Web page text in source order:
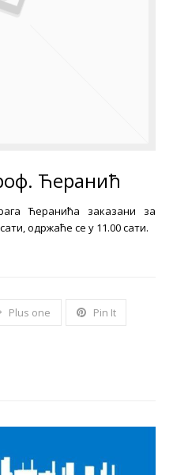
Ћеранић
Ћеранића заказани за
одржаће се у 11.00 сати.
Plus one Pin It